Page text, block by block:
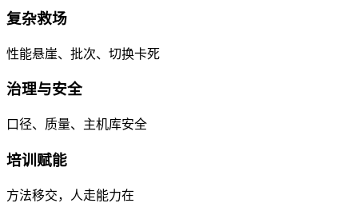
复杂救场
性能悬崖、批次、切换卡死
治理与安全
口径、质量、主机库安全
培训赋能
方法移交，人走能力在